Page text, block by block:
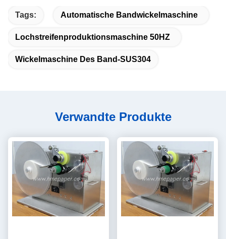
Tags: Automatische Bandwickelmaschine
Lochstreifenproduktionsmaschine 50HZ
Wickelmaschine Des Band-SUS304
Verwandte Produkte